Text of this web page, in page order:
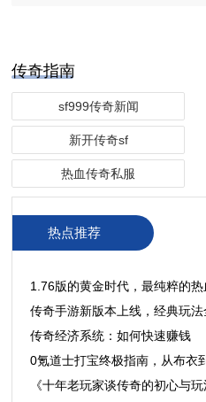
传奇指南
sf999传奇新闻
新开传奇sf
热血传奇私服
热点推荐
1.76版的黄金时代，最纯粹的热
传奇手游新版本上线，经典玩
传奇经济系统：如何快速赚钱
0氪道士打宝终极指南，从布衣
《十年老玩家谈传奇的初心与玩